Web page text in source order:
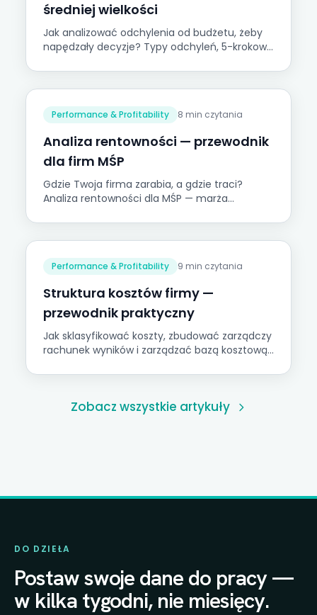
średniej wielkości
Jak analizować odchylenia od budżetu, żeby
napędzały decyzje? Typy odchyleń, 5-krokowy
MŚP.
Performance & Profitability 8 min czytania
Analiza rentowności — przewodnik
dla firm MŚP
Gdzie Twoja firma zarabia, a gdzie traci?
Analiza rentowności dla MŚP — marża
klientów, alokacja kosztów.
Performance & Profitability 9 min czytania
Struktura kosztów firmy —
przewodnik praktyczny
Jak sklasyfikować koszty, zbudować zarządczy
rachunek wyników i zarządzać bazą kosztową.
Zobacz wszystkie artykuły
DO DZIEŁA
Postaw swoje dane do pracy —
w kilka tygodni, nie miesięcy.